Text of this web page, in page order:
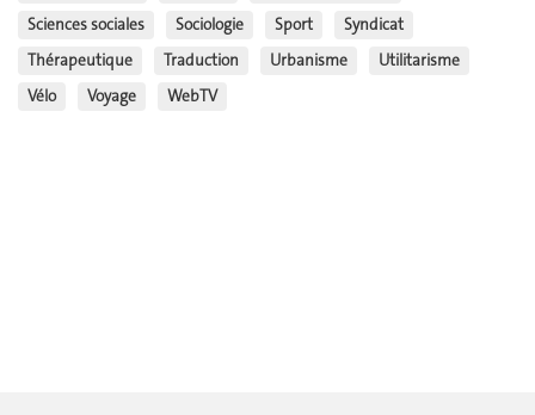
Sciences sociales
Sociologie Sport
Syndicat
Thérapeutique
Traduction Urbanisme
Utilitarisme
Vélo
Voyage WebTV